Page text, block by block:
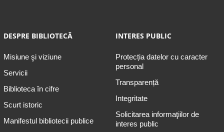
DESPRE BIBLIOTECĂ
Misiune şi viziune
Servicii
Biblioteca în cifre
Scurt istoric
Manifestul bibliotecii publice
INTERES PUBLIC
Protecția datelor cu caracter
personal
Transparență
Integritate
Solicitarea informaţiilor de
interes public